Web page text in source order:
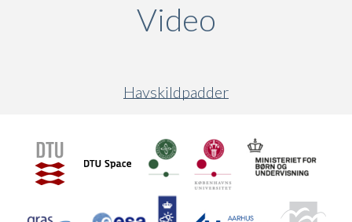
Video
Havskildpadder